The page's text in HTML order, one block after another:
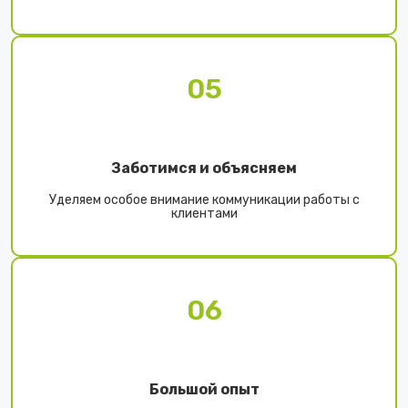
05
Заботимся и объясняем
Уделяем особое внимание коммуникации работы с
клиентами
06
Большой опыт